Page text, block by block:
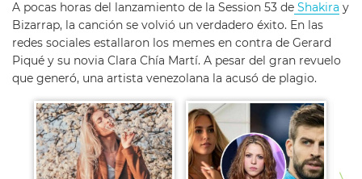
A pocas horas del lanzamiento de la Session 53 de Shakira y
Bizarrap, la canción se volvió un verdadero éxito. En las
redes sociales estallaron los memes en contra de Gerard
Piqué y su novia Clara Chía Martí. A pesar del gran revuelo
que generó, una artista venezolana la acusó de plagio.